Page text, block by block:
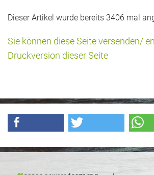
Das war 2011
Das war 2009
eventpower World
Services + Locations
Projekte + Kunden
Dieser Artikel wurde bereits 3406 mal
Sie können diese Seite versenden/
Druckversion dieser Seite